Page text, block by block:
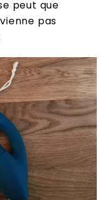
peut que
pas